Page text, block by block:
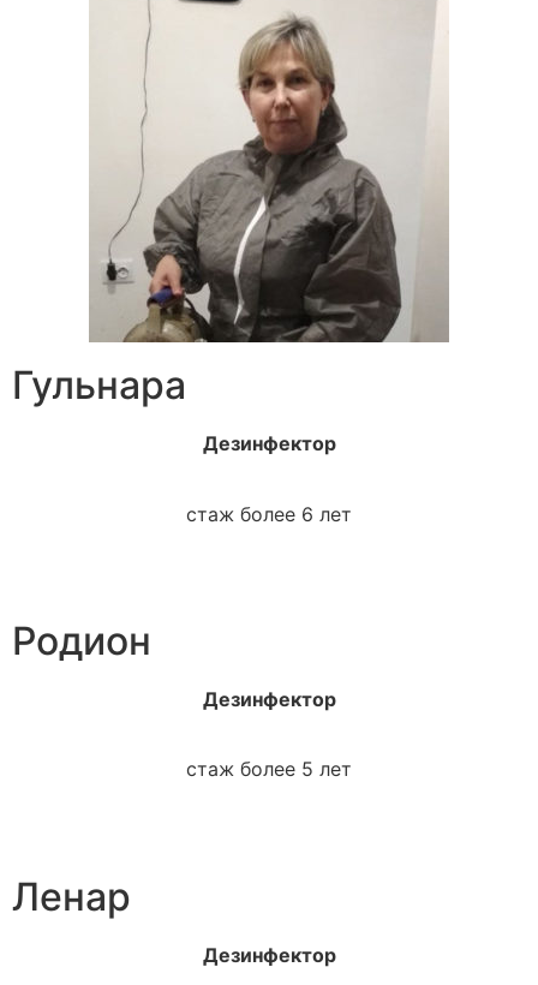
Гульнара
Дезинфектор
стаж более 6 лет
Родион
Дезинфектор
стаж более 5 лет
Ленар
Дезинфектор